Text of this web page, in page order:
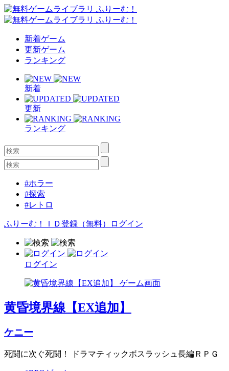
新着ゲーム
更新ゲーム
ランキング
新着
更新
ランキング
#ホラー
#探索
#レトロ
ふりーむ！ＩＤ登録（無料） ログイン
ログイン
黄昏境界線【EX追加】
ケニー
死闘に次ぐ死闘！ ドラマティックボスラッシュ長編ＲＰＧ